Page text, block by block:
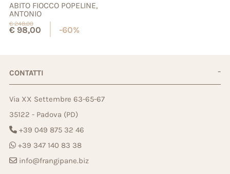
ABITO FIOCCO POPELINE,
ANTONIO
€248,00
€98,00 -60%
CONTATTI
Via XX Settembre 63-65-67
35122 - Padova (PD)
+39 049 875 32 46
+39 347 140 83 38
info@frangipane.biz